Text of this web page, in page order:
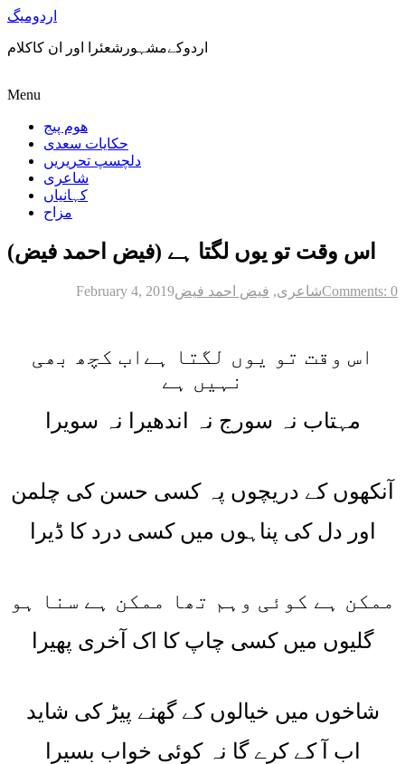
اردومیگ
اردوکےمشہورشعئرا اور ان کاکلام
Menu
ھوم پیج
حکایات سعدی
دلچسپ تحریریں
شاعری
کہانیاں
مزاح
اس وقت تو یوں لگتا ہے (فیض احمد فیض)
February 4, 2019 شاعری, فیض احمد فیض Comments: 0
اس وقت تو یوں لگتا ہےاب کچھ بھی
نہیں ہے
مہتاب نہ سورج نہ اندھیرا نہ سویرا
آنکھوں کے دریچوں پہ کسی حسن کی چلمن
اور دل کی پناہوں میں کسی درد کا ڈیرا
ممکن ہے کوئی وہم تھا ممکن ہے سنا ہو
گلیوں میں کسی چاپ کا اک آخری پھیرا
شاخوں میں خیالوں کے گھنے پیڑ کی شاید
اب آ کے کرے گا نہ کوئی خواب بسیرا